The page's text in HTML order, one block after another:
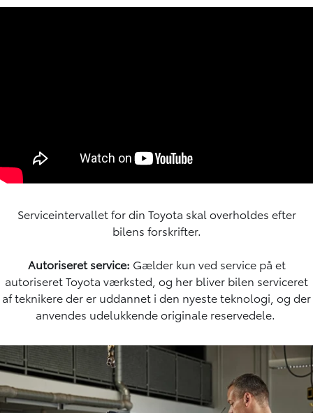
Serviceintervallet for din Toyota skal overholdes efter
bilens forskrifter.
Autoriseret service: Gælder kun ved service på et
autoriseret Toyota værksted , og her bliver bilen serviceret
af teknikere der er uddannet i den nyeste teknologi, og der
anvendes udelukkende originale reservedele.